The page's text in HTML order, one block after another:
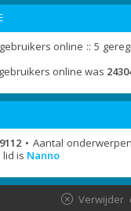
online :: 5
online was
• Aantal onderwerpen
lid is Nanno
Verwijder